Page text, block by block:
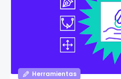
Herramientas